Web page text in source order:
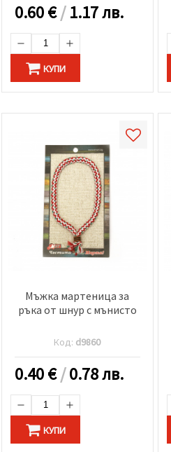
0.60€/1.17 лв.
КУПИ
Мъжка мартеница за
ръка от шнур с мънисто
Код: d9860
0.40€/0.78 лв.
КУПИ